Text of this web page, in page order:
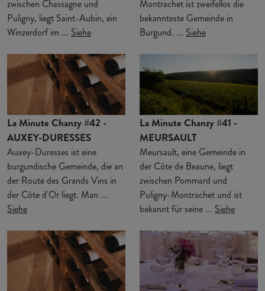
zwischen Chassagne und
Puligny, liegt Saint-Aubin, ein
Winzerdorf im ... Siehe
Montrachet ist zweifellos die
bekannteste Gemeinde in
Burgund. ... Siehe
La Minute Chanzy #42 -
AUXEY-DURESSES
Auxey-Duresses ist eine
burgundische Gemeinde, die an
der Route des Grands Vins in
der Côte d'Or liegt. Man ...
Siehe
La Minute Chanzy #41 -
MEURSAULT
Meursault, eine Gemeinde in
der Côte de Beaune, liegt
zwischen Pommard und
Puligny-Montrachet und ist
bekannt für seine ... Siehe